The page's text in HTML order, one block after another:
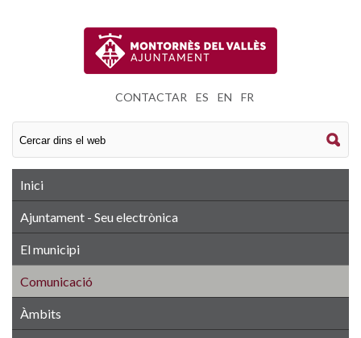
CONTACTAR ES EN FR
Inici
Ajuntament - Seu electrònica
El municipi
Comunicació
Àmbits